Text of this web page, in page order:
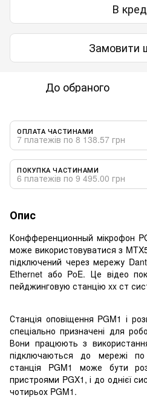
В
Замовити
До обраного
ОПЛАТА ЧАСТИНАМИ
7 платежів по 8 138.57 грн
ПОКУПКА ЧАСТИНАМИ
6 платежів по 9 495.00 грн
Опис
Конфференционный мікрофон
може використовуватися з
підключений через мережу
Ethernet або PoE. Це відео
пейджинговую станцію xx ст
Станція оповіщення PGM1 і
спеціально призначені для
Вони працюють з
підключаються до мережі
станція PGM1 може бути
пристроями PGX1, і до однієї
чотирьох PGM1.